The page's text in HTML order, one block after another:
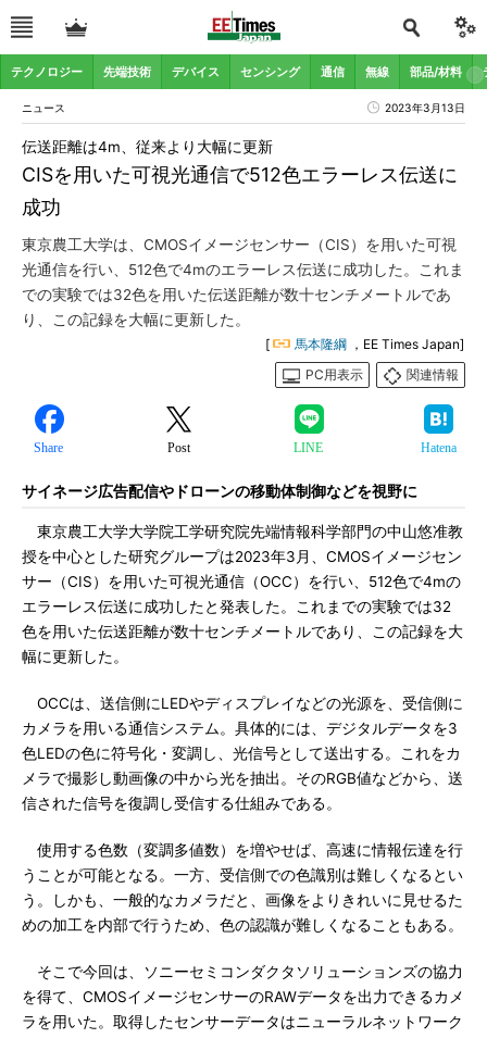
テクノロジー 先端技術 デバイス センシング 通信 無線 部品/材料
ニュース 2023年3月13日
CISを用いた可視光通信で512色エラーレス伝送に
成功
伝送距離は4m、従来より大幅に更新
東京農工大学は、CMOSイメージセンサー（CIS）を用いた可視
光通信を行い、512色で4mのエラーレス伝送に成功した。これま
での実験では32色を用いた伝送距離が数十センチメートルであ
り、この記録を大幅に更新した。
[ 馬本隆綱 ，EE Times Japan]
PC用表示
関連情報
Share Post LINE Hatena
サイネージ広告配信やドローンの移動体制御などを視野に
東京農工大学大学院工学研究院先端情報科学部門の中山悠准教
授を中心とした研究グループは2023年3月、CMOSイメージセン
サー（CIS）を用いた可視光通信（OCC）を行い、512色で4mの
エラーレス伝送に成功したと発表した。これまでの実験では32
色を用いた伝送距離が数十センチメートルであり、この記録を大
幅に更新した。
OCCは、送信側にLEDやディスプレイなどの光源を、受信側に
カメラを用いる通信システム。具体的には、デジタルデータを3
色LEDの色に符号化・変調し、光信号として送出する。これをカ
メラで撮影し動画像の中から光を抽出。そのRGB値などから、送
信された信号を復調し受信する仕組みである。
使用する色数（変調多値数）を増やせば、高速に情報伝達を行
うことが可能となる。一方、受信側での色識別は難しくなるとい
う。しかも、一般的なカメラだと、画像をよりきれいに見せるた
めの加工を内部で行うため、色の認識が難しくなることもある。
そこで今回は、ソニーセミコンダクタソリューションズの協力
を得て、CMOSイメージセンサーのRAWデータを出力できるカメ
ラを用いた。取得したセンサーデータはニューラルネットワーク